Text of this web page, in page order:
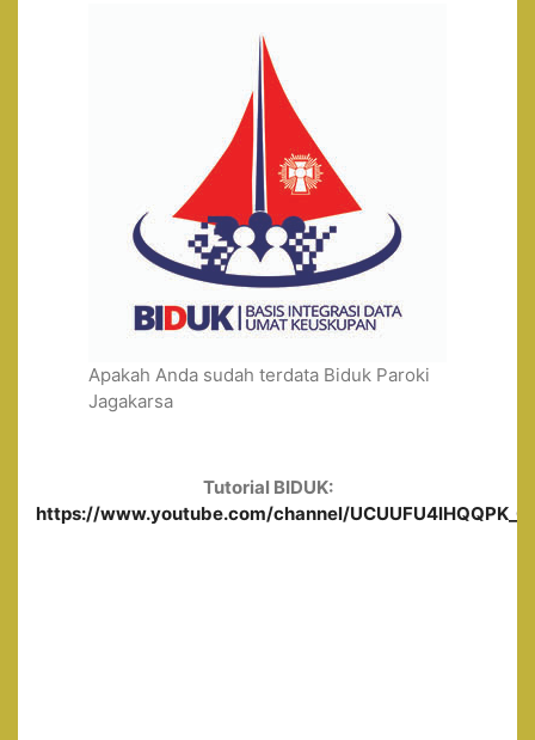
Apakah Anda sudah terdata Biduk Paroki
Jagakarsa
Tutorial BIDUK:
https://www.youtube.com/channel/